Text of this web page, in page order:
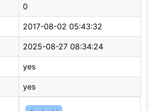
0
2017-08-02 05:43:32
2025-08-27 08:34:24
yes
yes